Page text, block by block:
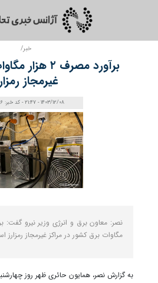
خبر/
برآورد مصرف ۲
غیرمجاز
1403/12/08 - 21:47 - کد خبر: 132026
نصر: معاون برق و انرژی وزیر نیرو گفت:
مگاوات برق کشور در مراکز غیرمجاز رمزارز
به گزارش نصر، همایون حائری ظهر روز